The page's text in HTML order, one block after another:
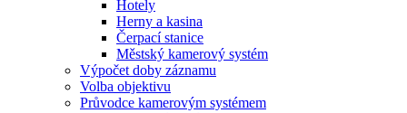
Hotely
Herny a kasina
Čerpací stanice
Městský kamerový systém
Výpočet doby záznamu
Volba objektivu
Průvodce kamerovým systémem